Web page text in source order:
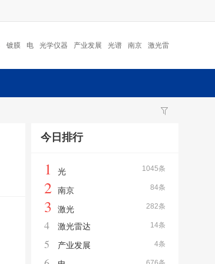
镀膜 电 光学仪器 产业发展 光谱 南京 激光雷
达 激光 成都 光
今日排行
1045条
1 光
84条
2 南京
282条
3 激光
14条
4 激光雷达
4条
5 产业发展